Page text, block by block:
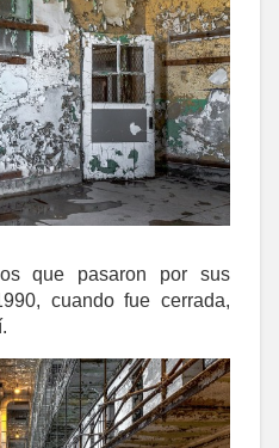
que pasaron por sus
cuando fue cerrada,